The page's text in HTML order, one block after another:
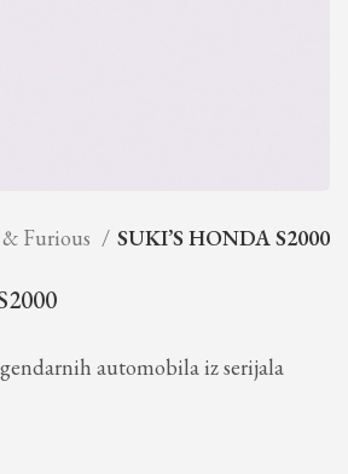
& Furious SUKI’S HONDA S2000
automobila iz serijala